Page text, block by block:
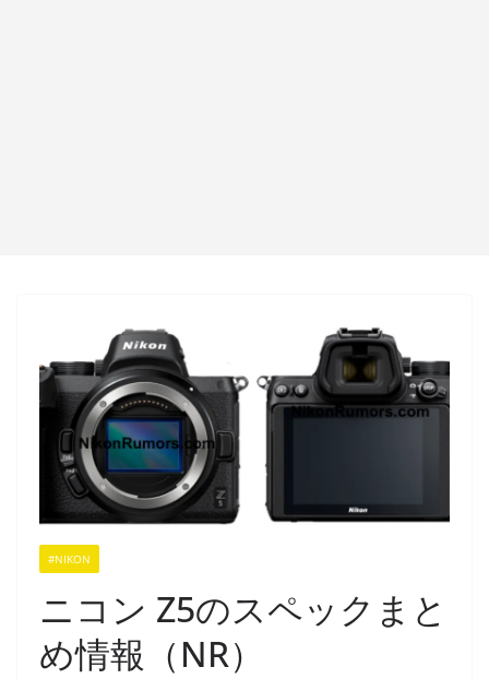
#NIKON
ニコン Z5のスペックまと
め情報（NR）